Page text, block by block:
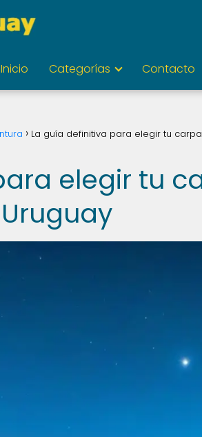
Inicio Categorías Contacto
La guía definitiva para elegir tu
elegir tu